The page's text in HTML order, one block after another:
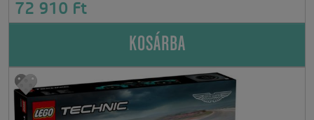
72 910 Ft
KOSÁRBA